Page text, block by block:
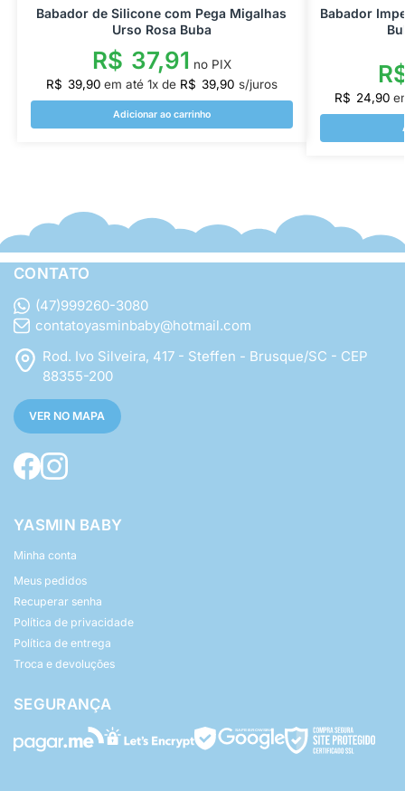
Babador de Silicone com Pega Migalhas
Urso Rosa Buba
R$ 37,91 no PIX
R$ 39,90 em até 1x de R$ 39,90 s/juros
Adicionar ao carrinho
Babador
R$ 24,90
CONTATO
(47)999260-3080
contatoyasminbaby@hotmail.com
Rod. Ivo Silveira, 417 - Steffen - Brusque/SC - CEP
88355-200
VER NO MAPA
YASMIN BABY
Minha conta
Meus pedidos
Recuperar senha
Política de privacidade
Política de entrega
Troca e devoluções
SEGURANÇA